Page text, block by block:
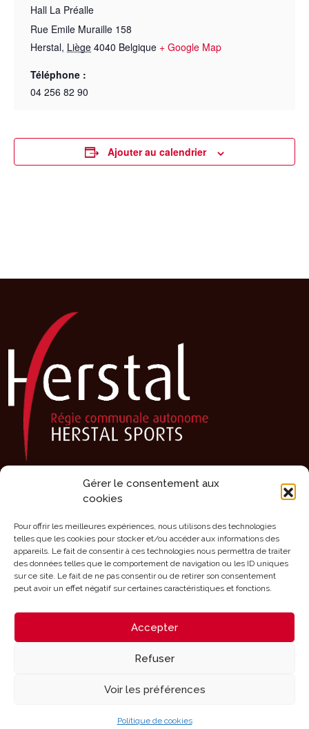
Gérer le consentement aux
cookies
Pour offrir les meilleures expériences, nous utilisons des technologies
telles que les cookies pour stocker et/ou accéder aux informations des
appareils. Le fait de consentir à ces technologies nous permettra de traiter
des données telles que le comportement de navigation ou les ID uniques
sur ce site. Le fait de ne pas consentir ou de retirer son consentement
peut avoir un effet négatif sur certaines caractéristiques et fonctions.
Accepter
Refuser
Voir les préférences
Politique de cookies
Hall La Préalle
Rue Emile Muraille 158
Herstal, Liège 4040 Belgique + Google Map
Téléphone :
04 256 82 90
Ajouter au calendrier
Présentation
Agenda
Clubs sportifs
Infrastructures
Mérites
Aides